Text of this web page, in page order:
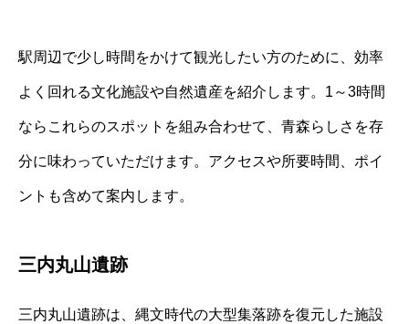
駅周辺で少し時間をかけて観光したい方のために、効率
よく回れる文化施設や自然遺産を紹介します。1～3時間
ならこれらのスポットを組み合わせて、青森らしさを存
分に味わっていただけます。アクセスや所要時間、ポイ
ントも含めて案内します。
三内丸山遺跡
三内丸山遺跡は、縄文時代の大型集落跡を復元した施設